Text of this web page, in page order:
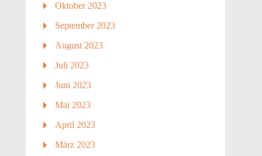
Oktober 2023
September 2023
August 2023
Juli 2023
Juni 2023
Mai 2023
April 2023
März 2023